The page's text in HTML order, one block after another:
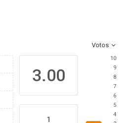
Votos
3.00
1
10
9
8
7
6
5
4